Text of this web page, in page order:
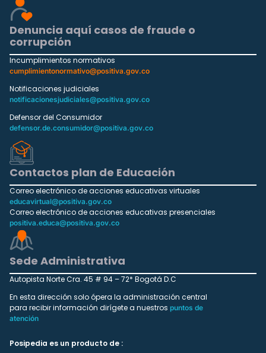
Denuncia aquí casos de fraude o
corrupción
Incumplimientos normativos
cumplimientonormativo@positiva.gov.co
Notificaciones judiciales
notificacionesjudiciales@positiva.gov.co
Defensor del Consumidor
defensor.de.consumidor@positiva.gov.co
Contactos plan de Educación
Correo electrónico de acciones educativas virtuales
educavirtual@positiva.gov.co
Correo electrónico de acciones educativas presenciales
positiva.educa@positiva.gov.co
Sede Administrativa
Autopista Norte Cra. 45 # 94 – 72* Bogotá D.C
En esta dirección solo ópera la administración central
para recibir información dirígete a nuestros puntos de
atención
Posipedia es un producto de :